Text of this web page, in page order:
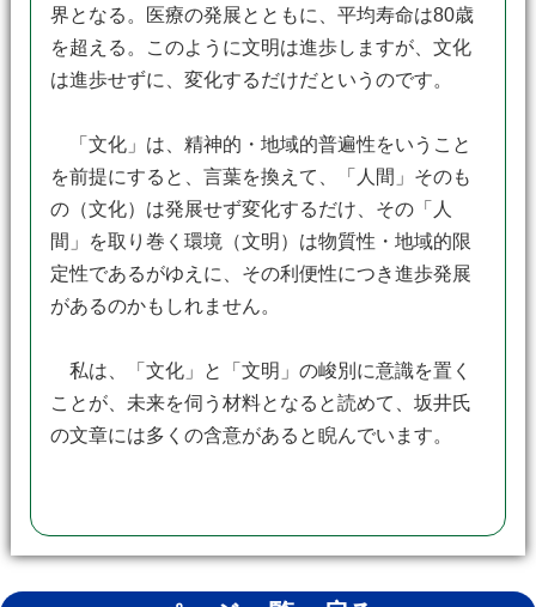
界となる。医療の発展とともに、平均寿命は80歳
を超える。このように文明は進歩しますが、文化
は進歩せずに、変化するだけだというのです。
「文化」は、精神的・地域的普遍性をいうこと
を前提にすると、言葉を換えて、「人間」そのも
の（文化）は発展せず変化するだけ、その「人
間」を取り巻く環境（文明）は物質性・地域的限
定性であるがゆえに、その利便性につき進歩発展
があるのかもしれません。
私は、「文化」と「文明」の峻別に意識を置く
ことが、未来を伺う材料となると読めて、坂井氏
の文章には多くの含意があると睨んでいます。